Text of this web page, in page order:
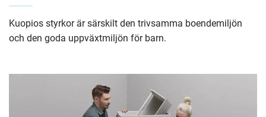
Kuopios styrkor är särskilt den trivsamma boendemiljön
och den goda uppväxtmiljön för barn.